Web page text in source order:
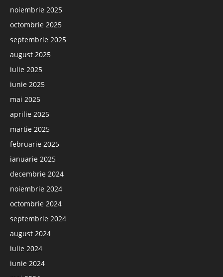
noiembrie 2025
octombrie 2025
septembrie 2025
august 2025
iulie 2025
iunie 2025
mai 2025
aprilie 2025
martie 2025
februarie 2025
ianuarie 2025
decembrie 2024
noiembrie 2024
octombrie 2024
septembrie 2024
august 2024
iulie 2024
iunie 2024